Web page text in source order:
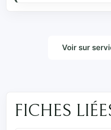
Voir sur
FICHES